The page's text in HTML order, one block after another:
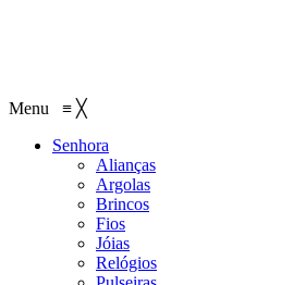
Menu ≡ ╳
Senhora
Alianças
Argolas
Brincos
Fios
Jóias
Relógios